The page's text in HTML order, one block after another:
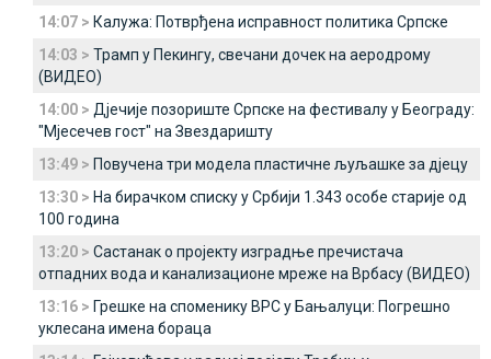
14:07 > Калужа: Потврђена исправност политика Српске
14:03 > Трамп у Пекингу, свечани дочек на аеродрому
(ВИДЕО)
14:00 > Дјечије позориште Српске на фестивалу у Београду:
"Мјесечев гост" на Звездаришту
13:49 > Повучена три модела пластичне љуљашке за дјецу
13:30 > На бирачком списку у Србији 1.343 особе старије од
100 година
13:20 > Састанак о пројекту изградње пречистача
отпадних вода и канализационе мреже на Врбасу (ВИДЕО)
13:16 > Грешке на споменику ВРС у Бањалуци: Погрешно
уклесана имена бораца